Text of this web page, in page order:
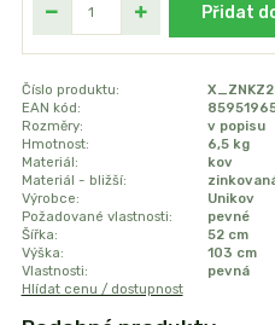
Přidat
Číslo produktu:
EAN kód:
Rozměry:
v popisu
Hmotnost:
6,5 kg
Materiál:
kov
Materiál - bližší:
Výrobce:
Unikov
Požadované vlastnosti:
pevné
Šířka:
52 cm
Výška:
103 cm
Vlastnosti:
pevná
Hlídat cenu / dostupnost